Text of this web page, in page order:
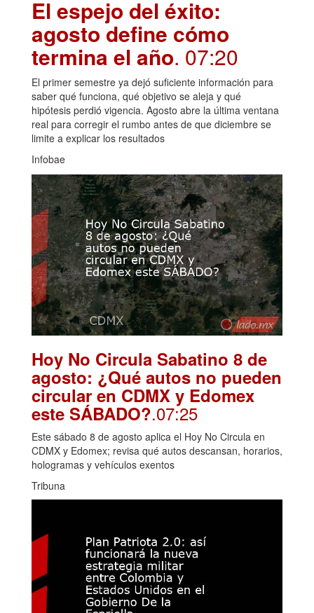
El espejo del éxito:
agosto define cómo
termina el año. 07:20
El primer semestre ya dejó suficiente información para
saber qué funciona, qué objetivo se aleja y qué
hipótesis perdió vigencia. Agosto abre la última ventana
real para corregir el rumbo antes de que diciembre se
limite a explicar los resultados
Infobae
Hoy No Circula Sabatino 8 de
agosto: ¿Qué autos no pueden
circular en CDMX y Edomex
este SÁBADO?.07:25
Este sábado 8 de agosto aplica el Hoy No Circula en
CDMX y Edomex; revisa qué autos descansan, horarios,
hologramas y vehículos exentos
Tribuna